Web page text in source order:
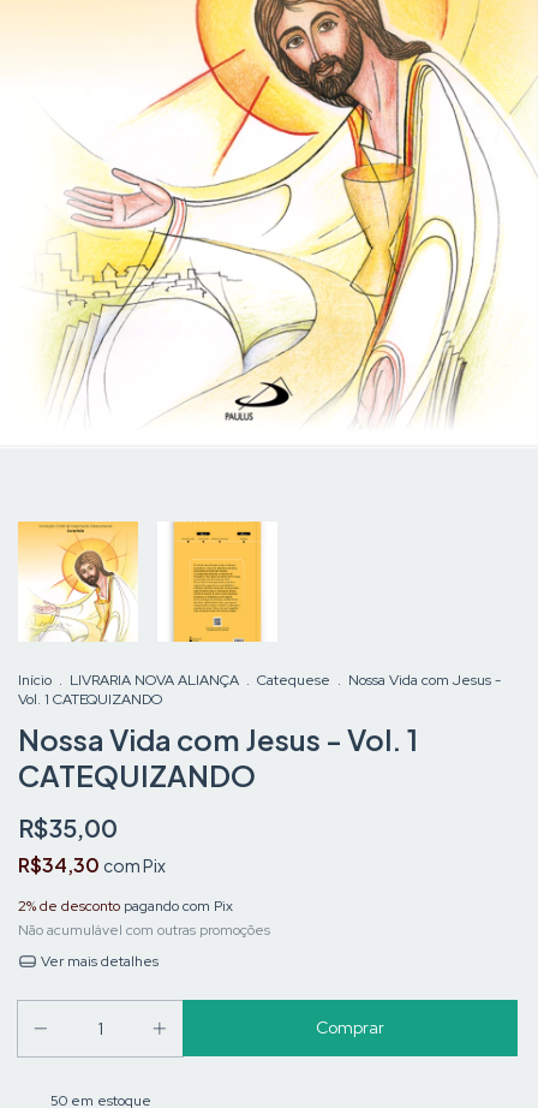
Início . LIVRARIA NOVA ALIANÇA . Catequese . Nossa Vida com Jesus -
Vol. 1 CATEQUIZANDO
Nossa Vida com Jesus - Vol. 1
CATEQUIZANDO
R$35,00
R$34,30 comPix
2% de desconto pagando com Pix
Não acumulável com outras promoções
Ver mais detalhes
50em estoque